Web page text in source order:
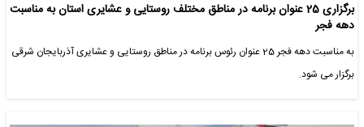
برگزاری 25 عنوان برنامه در مناطق مختلف روستایی و عشایری استان به مناسبت
دهه فجر
به مناسبت دهه فجر 25 عنوان رئوس برنامه در مناطق روستایی و عشایری آذربایجان شرقی
برگزار می شود.